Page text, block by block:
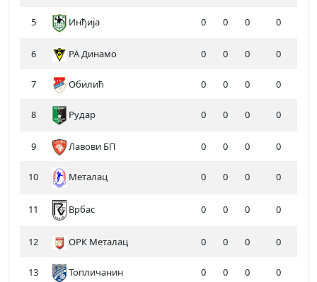
5 Инђија 0 0 0 0
6 РА Динамо 0 0 0 0
7 Обилић 0 0 0 0
8 Рудар 0 0 0 0
9 Лавови БП 0 0 0 0
10 Металац 0 0 0 0
11 Врбас 0 0 0 0
12 ОРК Металац 0 0 0 0
13 Топличанин 0 0 0 0